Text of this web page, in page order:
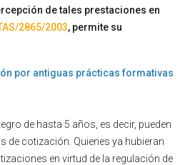
de tales prestaciones en
2865/2003, permite su
por antiguas prácticas formativas
de hasta 5 años, es decir, pueden
de cotización. Quienes ya hubieran
en virtud de la regulación de